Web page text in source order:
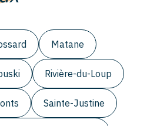
Matane
Rivière-du-Loup
Sainte-Justine